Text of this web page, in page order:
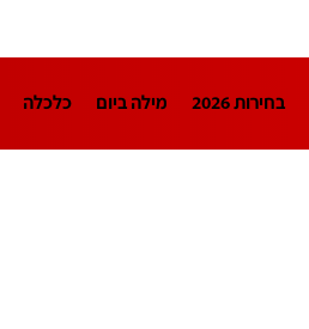
בחירות 2026 מילה ביום כלכלה